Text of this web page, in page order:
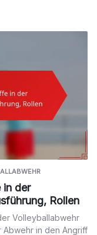
in der
Rollen
Volleyballabwehr
in den Angriff